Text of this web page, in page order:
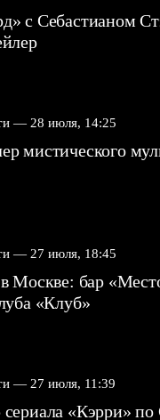
с Себастианом
— 28 июля, 14:25
мистического
— 27 июля, 18:45
Москве: бар
«Клуб»
— 27 июля, 11:39
«Кэрри» по